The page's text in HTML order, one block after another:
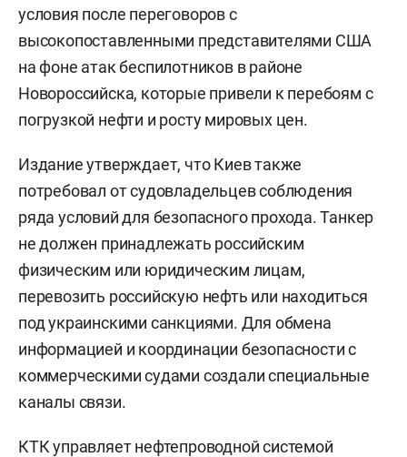
условия после переговоров с
высокопоставленными представителями США
на фоне атак беспилотников в районе
Новороссийска, которые привели к перебоям с
погрузкой нефти и росту мировых цен.
Издание утверждает, что Киев также
потребовал от судовладельцев соблюдения
ряда условий для безопасного прохода. Танкер
не должен принадлежать российским
физическим или юридическим лицам,
перевозить российскую нефть или находиться
под украинскими санкциями. Для обмена
информацией и координации безопасности с
коммерческими судами создали специальные
каналы связи.
КТК управляет нефтепроводной системой